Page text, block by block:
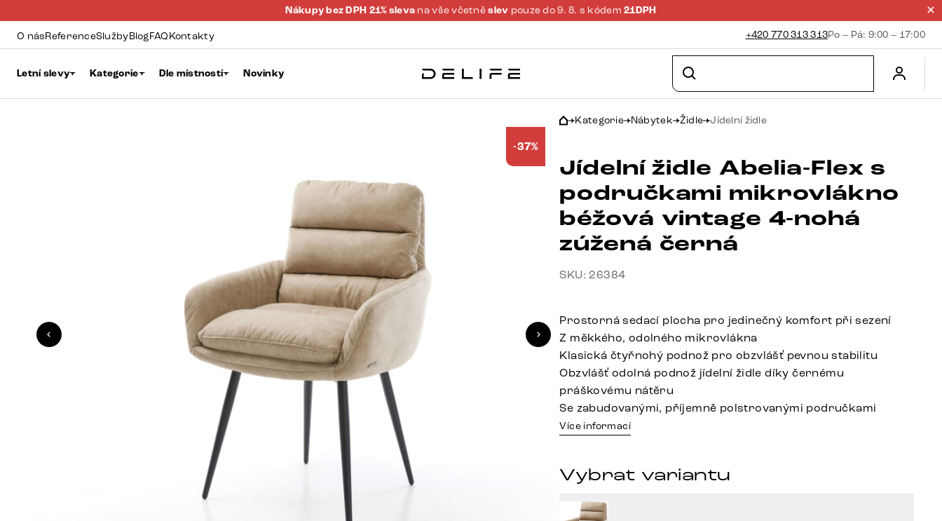
Nákupy bez DPH 21% sleva na vše včetněslev pouze do 9. 8. s kódem21DPH
O násReferenceSlužbyBlogFAQKontakty +420 770 313 313Po – Pá: 9:00 – 17:00
Letní slevy Kategorie Dle místností Novinky
-37%
Kategorie Nábytek Židle Jídelní židle
Jídelní židle Abelia-Flex s
područkami mikrovlákno
béžová vintage 4-nohá
zúžená černá
SKU: 26384
Prostorná sedací plocha pro jedinečný komfort při sezení
Z měkkého, odolného mikrovlákna
Klasická čtyřnohý podnož pro obzvlášť pevnou stabilitu
Obzvlášť odolná podnož jídelní židle díky černému
práškovému nátěru
Se zabudovanými, příjemně polstrovanými područkami
Více informací
Vybrat variantu